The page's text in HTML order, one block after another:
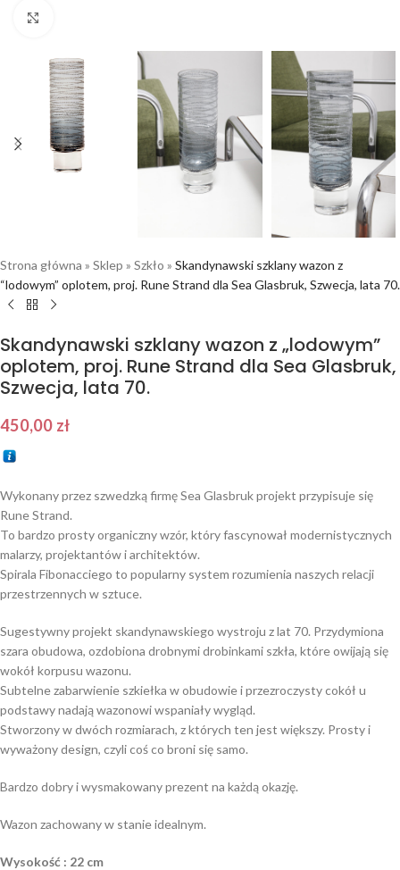
Strona główna » Sklep » Szkło » Skandynawski szklany wazon z
“lodowym” oplotem, proj. Rune Strand dla Sea Glasbruk, Szwecja, lata 70.
Skandynawski szklany wazon z „lodowym”
oplotem, proj. Rune Strand dla Sea Glasbruk,
Szwecja, lata 70.
450,00 zł
Wykonany przez szwedzką firmę Sea Glasbruk projekt przypisuje się
Rune Strand.
To bardzo prosty organiczny wzór, który fascynował modernistycznych
malarzy, projektantów i architektów.
Spirala Fibonacciego to popularny system rozumienia naszych relacji
przestrzennych w sztuce.
Sugestywny projekt skandynawskiego wystroju z lat 70. Przydymiona
szara obudowa, ozdobiona drobnymi drobinkami szkła, które owijają się
wokół korpusu wazonu.
Subtelne zabarwienie szkiełka w obudowie i przezroczysty cokół u
podstawy nadają wazonowi wspaniały wygląd.
Stworzony w dwóch rozmiarach, z których ten jest większy. Prosty i
wyważony design, czyli coś co broni się samo.
Bardzo dobry i wysmakowany prezent na każdą okazję.
Wazon zachowany w stanie idealnym.
Wysokość : 22 cm